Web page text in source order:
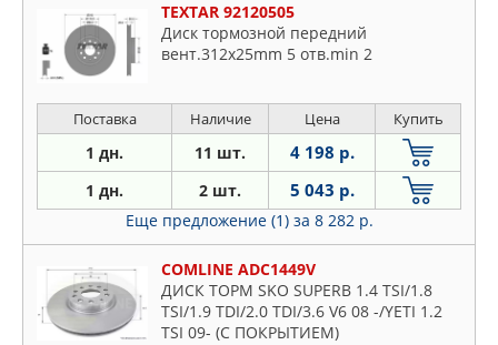
TEXTAR 92120505
Диск тормозной передний
вент.312x25mm 5 отв.min 2
Поставка Наличие Цена Купить
1 дн. 11 шт. 4 198 р.
1 дн. 2 шт. 5 043 р.
Еще предложение (1) за 8 282 р.
COMLINE ADC1449V
ДИСК ТОРМ SKO SUPERB 1.4 TSI/1.8
TSI/1.9 TDI/2.0 TDI/3.6 V6 08 -/YETI 1.2
TSI 09- (С ПОКРЫТИЕМ)